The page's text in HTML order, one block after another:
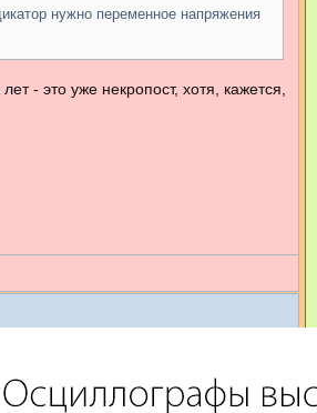
и
нужно переменное напряжения
- это уже некропост, хотя, кажется,